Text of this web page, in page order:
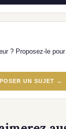
? Proposez-le
UN SUJET →